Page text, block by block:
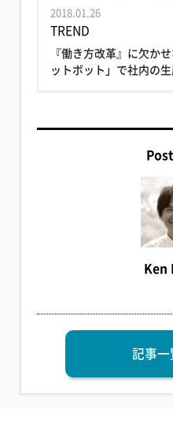
2018.01.26
TREND
『働き方改革』に欠か
ットボット」で社内の
Ken
記事一